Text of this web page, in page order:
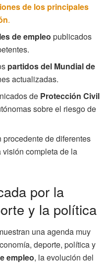
de los principales
.
de empleo publicados
partidos del Mundial de
actualizadas.
de Protección Civil
sobre el riesgo de
de diferentes
visión completa de la
por la
y la política
una agenda muy
deporte, política y
empleo, la evolución del